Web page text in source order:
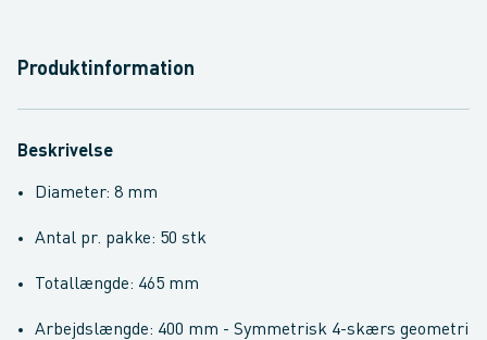
Produktinformation
Beskrivelse
Diameter: 8 mm
Antal pr. pakke: 50 stk
Totallængde: 465 mm
Arbejdslængde: 400 mm - Symmetrisk 4-skærs geometri